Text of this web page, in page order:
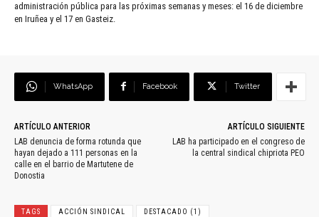
administración pública para las próximas semanas y meses: el 16 de diciembre
en Iruñea y el 17 en Gasteiz.
WhatsApp Facebook Twitter
ARTÍCULO ANTERIOR
LAB denuncia de forma rotunda que
hayan dejado a 111 personas en la
calle en el barrio de Martutene de
Donostia
ARTÍCULO SIGUIENTE
LAB ha participado en el congreso de
la central sindical chipriota PEO
TAGS ACCIÓN SINDICAL DESTACADO (1)